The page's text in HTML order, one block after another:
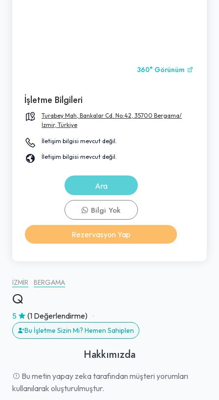
İZMIR BERGAMA
Q
5 (1 Değerlendirme)
Bu İşletme Sizin Mi? Hemen Sahiplen
Hakkımızda
Bu metin yapay zeka tarafından müşteri yorumları
kullanılarak oluşturulmuştur.
360° Görünüm
İşletme Bilgileri
Turabey Mah, Bankalar Cd. No:42, 35700 Bergama/
İzmir, Türkiye
İletişim bilgisi mevcut değil.
İletişim bilgisi mevcut değil.
Ara
Bilgi Yok
Rezervasyon Yap